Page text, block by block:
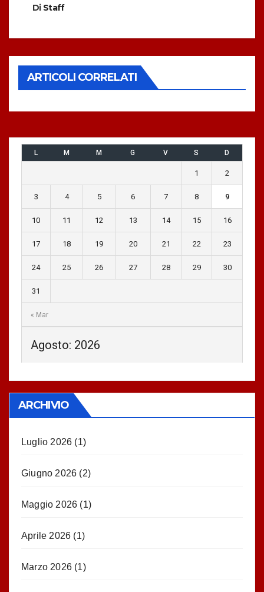
Di Staff
ARTICOLI CORRELATI
Agosto: 2026
L M M G V S D
« Mar
1 2
3 4 5 6 7 8 9
10 11 12 13 14 15 16
17 18 19 20 21 22 23
24 25 26 27 28 29 30
31
ARCHIVIO
Luglio 2026 (1)
Giugno 2026 (2)
Maggio 2026 (1)
Aprile 2026 (1)
Marzo 2026 (1)